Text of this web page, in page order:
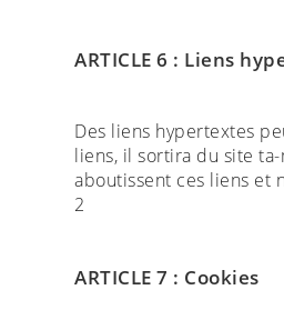
ARTICLE 6 : Liens
Des liens hypertextes
liens, il sortira du site
aboutissent ces liens et
2
ARTICLE 7 : Cookies